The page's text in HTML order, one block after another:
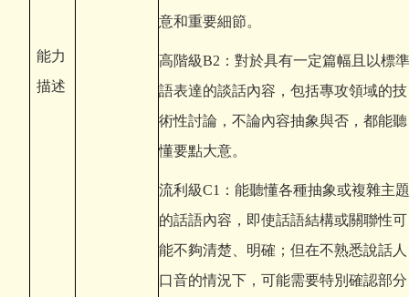
能力
描述
意和重要細節。
高階級B2：對於具有一定篇幅且以標準
語表達的談話內容，包括專攻領域的技
術性討論，不論內容抽象與否，都能聽
懂要點大意。
流利級C1：能聽懂各種抽象或複雜主題
的話語內容，即使話語結構或關聯性可
能不夠清楚、明確；但在不熟悉說話人
口音的情況下，可能需要特別確認部分